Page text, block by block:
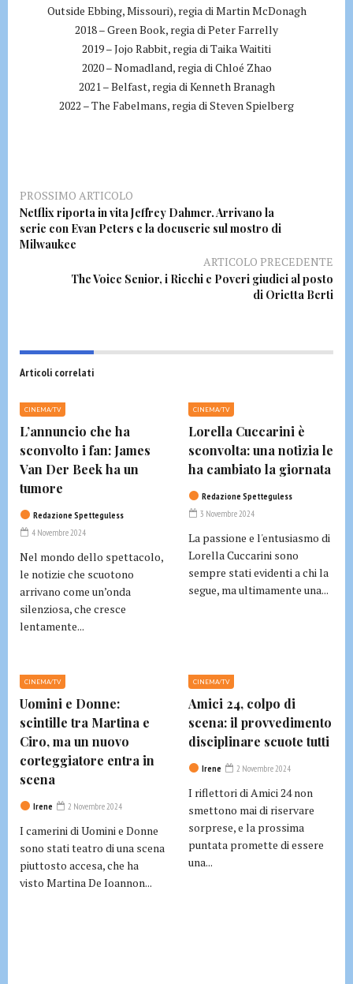
Outside Ebbing, Missouri), regia di Martin McDonagh
2018 – Green Book, regia di Peter Farrelly
2019 – Jojo Rabbit, regia di Taika Waititi
2020 – Nomadland, regia di Chloé Zhao
2021 – Belfast, regia di Kenneth Branagh
2022 – The Fabelmans, regia di Steven Spielberg
PROSSIMO ARTICOLO
Netflix riporta in vita Jeffrey Dahmer. Arrivano la
serie con Evan Peters e la docuserie sul mostro di
Milwaukee
ARTICOLO PRECEDENTE
The Voice Senior, i Ricchi e Poveri giudici al posto
di Orietta Berti
Articoli correlati
CINEMA/TV
L’annuncio che ha
sconvolto i fan: James
Van Der Beek ha un
tumore
Redazione Spetteguless
4 Novembre 2024
Nel mondo dello spettacolo,
le notizie che scuotono
arrivano come un’onda
silenziosa, che cresce
lentamente...
CINEMA/TV
Lorella Cuccarini è
sconvolta: una notizia le
ha cambiato la giornata
Redazione Spetteguless
3 Novembre 2024
La passione e l'entusiasmo di
Lorella Cuccarini sono
sempre stati evidenti a chi la
segue, ma ultimamente una...
CINEMA/TV
Uomini e Donne:
scintille tra Martina e
Ciro, ma un nuovo
corteggiatore entra in
scena
Irene 2 Novembre 2024
I camerini di Uomini e Donne
sono stati teatro di una scena
piuttosto accesa, che ha
visto Martina De Ioannon...
CINEMA/TV
Amici 24, colpo di
scena: il provvedimento
disciplinare scuote tutti
Irene 2 Novembre 2024
I riflettori di Amici 24 non
smettono mai di riservare
sorprese, e la prossima
puntata promette di essere
una...